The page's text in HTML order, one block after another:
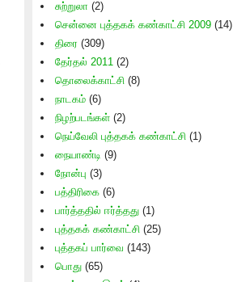
சுற்றுலா (2)
சென்னை புத்தகக் கண்காட்சி 2009(14)
திரை (309)
தேர்தல் 2011(2)
தொலைக்காட்சி(8)
நாடகம்(6)
நிழற்படங்கள்(2)
நெய்வேலி புத்தகக் கண்காட்சி(1)
நையாண்டி(9)
நோன்பு (3)
பத்திரிகை(6)
பார்த்ததில் ஈர்த்தது(1)
புத்தகக் கண்காட்சி(25)
புத்தகப் பார்வை (143)
பொது(65)